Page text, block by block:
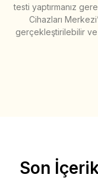
testi yaptırmanız
Cihazları
gerçekleştirilebilir ve
Son